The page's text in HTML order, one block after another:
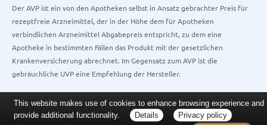
Der AVP ist ein von den Apotheken selbst in Ansatz gebrachter Preis für
rezeptfreie Arzneimittel, der in der Höhe dem für Apotheken
verbindlichen Arzneimittel Abgabepreis entspricht, zu dem eine
Apotheke in bestimmten Fällen das Produkt mit der gesetzlichen
Krankenversicherung abrechnet. Im Gegensatz zum AVP ist die
gebräuchliche UVP eine Empfehlung der Hersteller.
This website makes use of cookies to enhance browsing experience and
provide additional functionality.
Details Privacy policy